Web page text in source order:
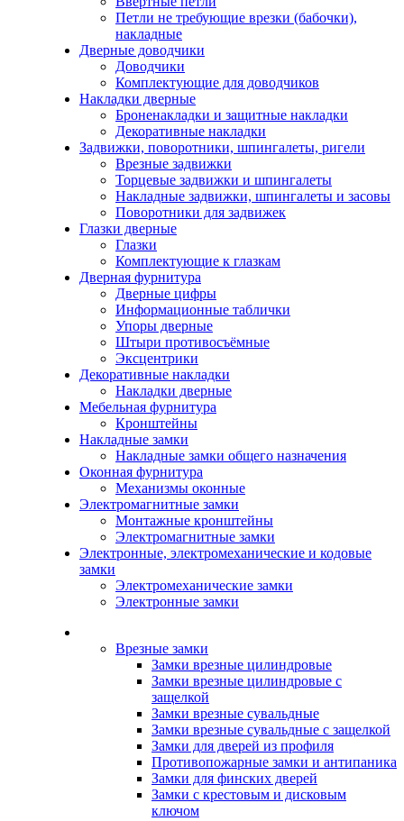
Петли не требующие врезки (бабочки),
накладные
Дверные доводчики
Доводчики
Комплектующие для доводчиков
Накладки дверные
Броненакладки и защитные накладки
Декоративные накладки
Задвижки, поворотники, шпингалеты, ригели
Врезные задвижки
Торцевые задвижки и шпингалеты
Накладные задвижки, шпингалеты и засовы
Поворотники для задвижек
Глазки дверные
Глазки
Комплектующие к глазкам
Дверная фурнитура
Дверные цифры
Информационные таблички
Упоры дверные
Штыри противосъёмные
Эксцентрики
Декоративные накладки
Накладки дверные
Мебельная фурнитура
Кронштейны
Накладные замки
Накладные замки общего назначения
Оконная фурнитура
Механизмы оконные
Электромагнитные замки
Монтажные кронштейны
Электромагнитные замки
Электронные, электромеханические и кодовые
замки
Электромеханические замки
Электронные замки
Врезные замки
Замки врезные цилиндровые
Замки врезные цилиндровые с
защелкой
Замки врезные сувальдные
Замки врезные сувальдные с защелкой
Замки для дверей из профиля
Противопожарные замки и антипаника
Замки для финских дверей
Замки с крестовым и дисковым
ключом